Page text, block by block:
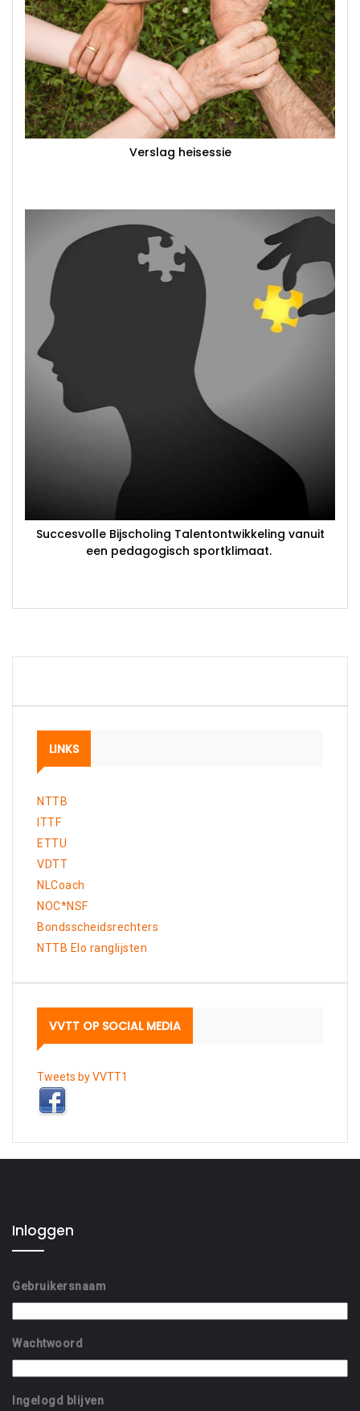
Verslag heisessie
Succesvolle Bijscholing Talentontwikkeling vanuit
een pedagogisch sportklimaat.
LINKS
NTTB
ITTF
ETTU
VDTT
NLCoach
NOC*NSF
Bondsscheidsrechters
NTTB Elo ranglijsten
VVTT OP SOCIAL MEDIA
Tweets by VVTT1
Inloggen
Gebruikersnaam
Wachtwoord
Ingelogd blijven